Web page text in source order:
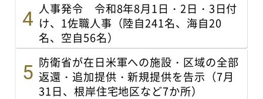
人事発令 令和8年8月1日・2日・3日付
け、1佐職人事（陸自241名、海自20
名、空自56名）
防衛省が在日米軍への施設・区域の全部
返還・追加提供・新規提供を告示（7月
31日、根岸住宅地区など7か所）